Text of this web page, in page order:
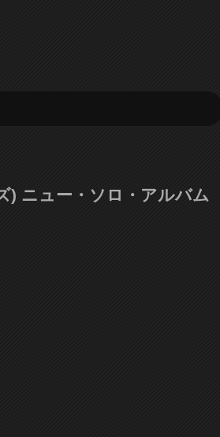
ニュー・ソロ・アルバム